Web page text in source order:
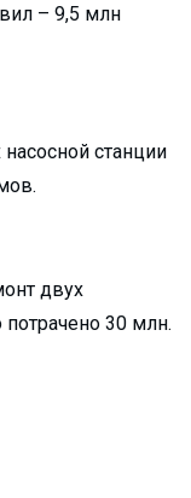
– 9,5 млн
станции
двух
30 млн.